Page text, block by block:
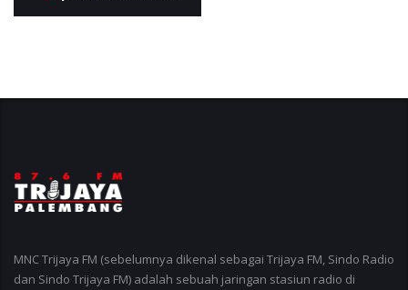
MNC Trijaya FM (sebelumnya dikenal sebagai Trijaya FM, Sindo Radio
dan Sindo Trijaya FM) adalah sebuah jaringan stasiun radio di